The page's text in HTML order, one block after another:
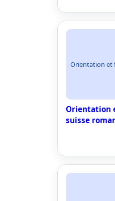
Orientation et
Orientation
suisse